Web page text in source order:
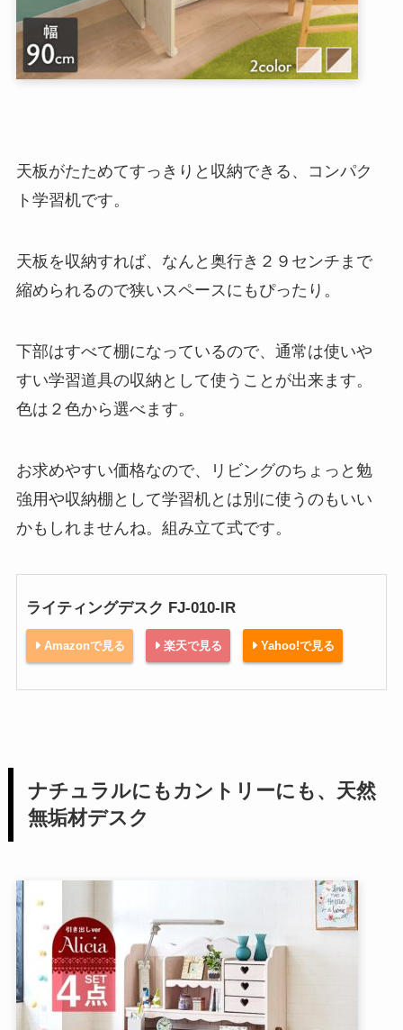
天板がたためてすっきりと収納できる、コンパク
ト学習机です。
天板を収納すれば、なんと奥行き２９センチまで
縮められるので狭いスペースにもぴったり。
下部はすべて棚になっているので、通常は使いや
すい学習道具の収納として使うことが出来ます。
色は２色から選べます。
お求めやすい価格なので、リビングのちょっと勉
強用や収納棚として学習机とは別に使うのもいい
かもしれませんね。組み立て式です。
ライティングデスク FJ-010-IR
Amazonで見る 楽天で見る Yahoo!で見る
ナチュラルにもカントリーにも、天然
無垢材デスク